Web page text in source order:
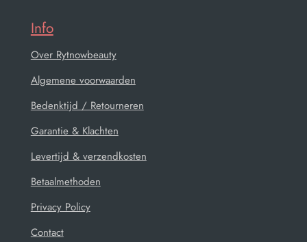
Info
Over Rytnowbeauty
Algemene voorwaarden
Bedenktijd / Retourneren
Garantie & Klachten
Levertijd & verzendkosten
Betaalmethoden
Privacy Policy
Contact